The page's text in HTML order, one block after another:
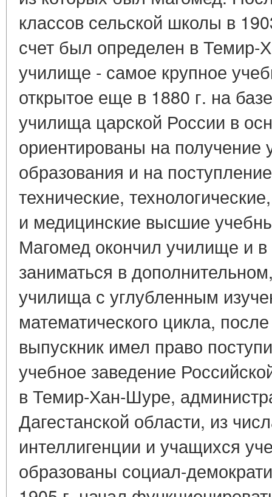
классов сельской школы в
счет был определен в Темир-
училище - самое крупное
открытое еще в 1880 г. на
училища царской России в
ориентированы на получение
образования и на
технические,
и медицинские высшие
Магомед окончил училище и
заниматься в
училища с углубленным
математического цикла,
выпускник имел право
учебное заведение
в Темир-Хан-Шуре,
Дагестанской области, из
интеллигенции и учащихся
образованы социал-